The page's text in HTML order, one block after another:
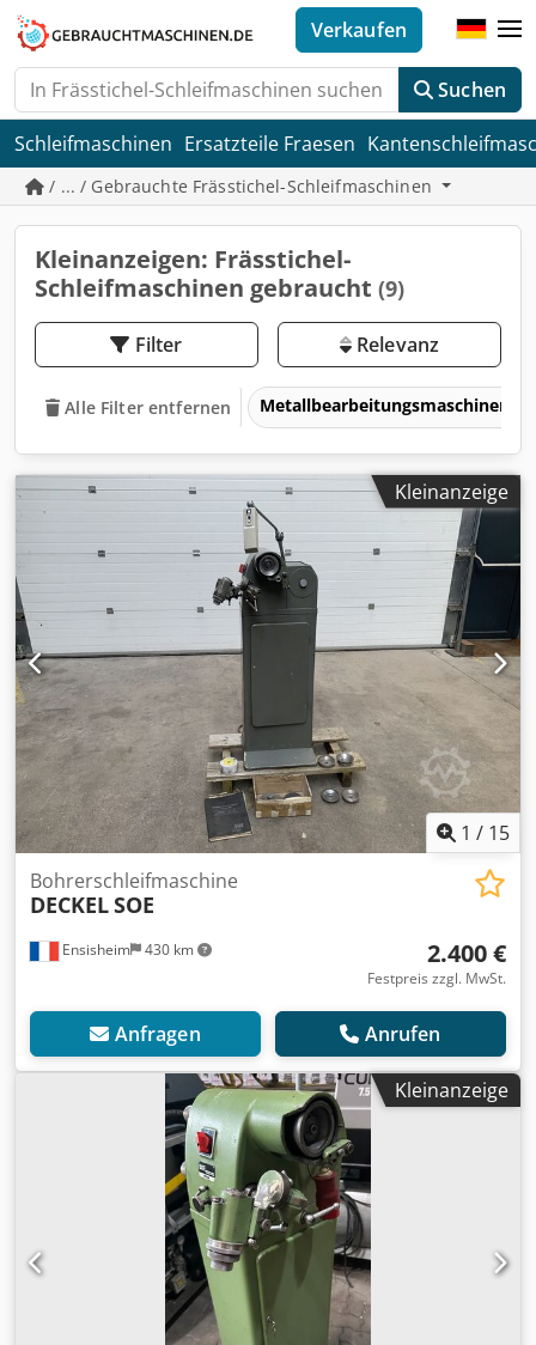
Suchen
Verkaufen
Schleifmaschinen Ersatzteile Fraesen
/ ... / Gebrauchte Frässtichel-Schleifmaschinen
Kleinanzeigen: Frässtichel-
Schleifmaschinen gebraucht (9)
Filter Relevanz
Alle Filter entfernen Metallbearbeitungsmaschinen
Kleinanzeige
1 / 15
Ensisheim 430 km
Bohrerschleifmaschine
DECKELSOE
2.400 €
Festpreis zzgl. MwSt.
Anfragen Anrufen
Kleinanzeige